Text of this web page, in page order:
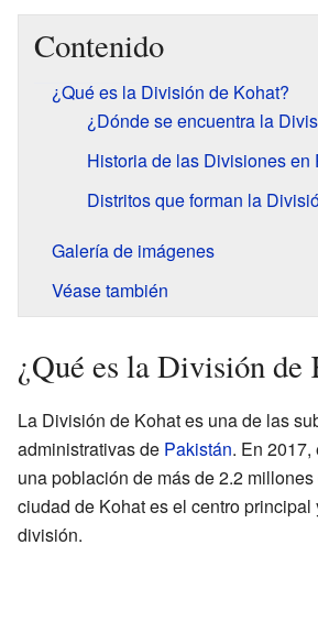
Contenido
¿Qué es la División de Kohat?
¿Dónde se encuentra la
Historia de las Divisiones en
Distritos que forman la
Galería de imágenes
Véase también
¿Qué es la División de
La División de Kohat es una de las
administrativas de Pakistán. En
una población de más de 2.2
ciudad de Kohat es el centro
división.